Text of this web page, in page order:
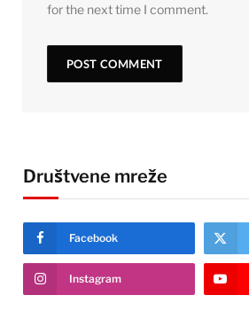
for the next time I comment.
Društvene mreže
Facebook
Instagram